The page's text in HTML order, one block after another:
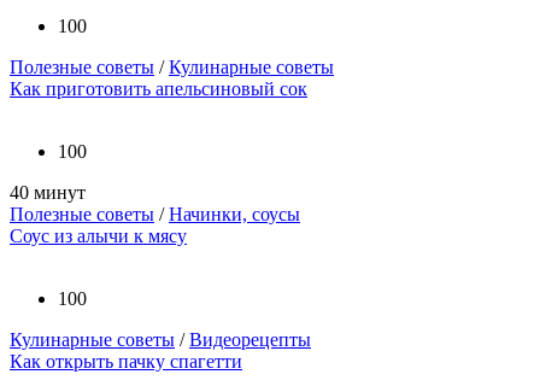
100
Полезные советы /Кулинарные советы
Как приготовить апельсиновый сок
100
40 минут
Полезные советы /Начинки, соусы
Соус из алычи к мясу
100
Кулинарные советы /Видеорецепты
Как открыть пачку спагетти